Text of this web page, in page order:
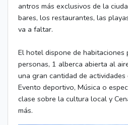
antros más exclusivos de la
bares, los restaurantes, las
va a faltar.
El hotel dispone de habitaciones
personas, 1 alberca abierta al
una gran cantidad de
Evento deportivo, Música o
clase sobre la cultura local y
más.